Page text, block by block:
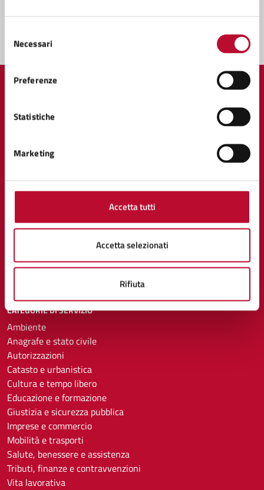
delNecessari
Preferenze
Statistiche
Marketing
Accetta tutti
Accetta selezionati
Rifiuta
Enti e fondazioni
Documenti e dati
CATEGORIE DI SERVIZIO
Ambiente
Anagrafe e stato civile
Autorizzazioni
Catasto e urbanistica
Cultura e tempo libero
Educazione e formazione
Giustizia e sicurezza pubblica
Imprese e commercio
Mobilità e trasporti
Salute, benessere e assistenza
Tributi, finanze e contravvenzioni
Vita lavorativa